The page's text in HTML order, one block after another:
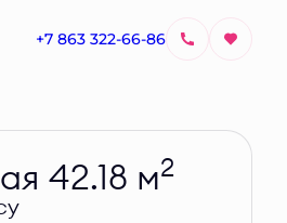
+7 863 322-66-86Узнать цену
42.18 м2